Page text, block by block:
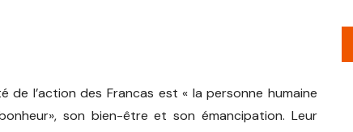
Delle Ados
Bouligney
Jussey
Trousseau camps
Lieu
des
«
Techniques
Push-
de l’action des Francas est « la personne humaine
son bien-être et son émancipation. Leur